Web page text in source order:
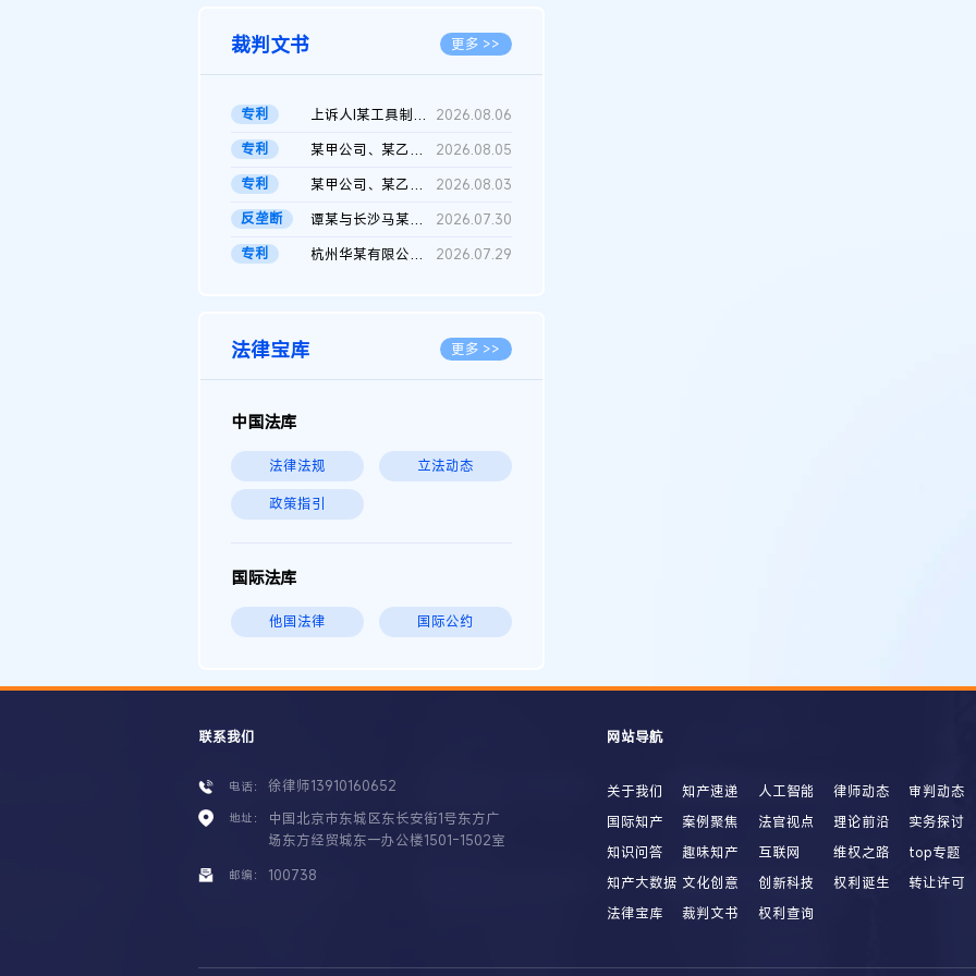
裁判文书 更多 >>
专利 上诉人I某工具制品有限公司与被上诉人程某及一审被告中华人民共和...
2026.08.06
专利
某甲公司、某乙公司、某丙公司申请诉前行为保全复议裁定书
2026.08.05
专利
某甲公司、某乙公司、官某与某丙公司专利申请权权属纠纷 二审判决...
2026.08.03
反垄断
谭某与长沙马某堆农产品股份有限公司滥用市场支配地位纠纷二审裁...
2026.07.30
专利
杭州华某有限公司与菲某有限公司侵害发明专利权纠纷 2026.07.29
法律宝库 更多 >>
中国法库
法律法规 立法动态
政策指引
国际法库
他国法律 国际公约
联系我们
电话： 徐律师13910160652
地址：
中国北京市东城区东长安街1号东方广
场东方经贸城东一办公楼1501-1502室
邮编： 100738
网站导航
关于我们 知产速递 人工智能 律师动态
审判动态
国际知产
案例聚焦 法官视点 理论前沿
实务探讨
知识问答
趣味知产 互联网 维权之路
top专题
知产大数据 文化创意 创新科技 权利诞生
转让许可
法律宝库
裁判文书 权利查询